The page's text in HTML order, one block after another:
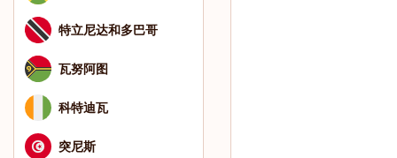
特立尼达和多巴哥
瓦努阿图
科特迪瓦
突尼斯